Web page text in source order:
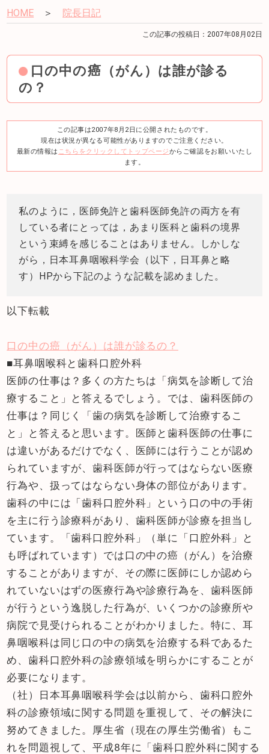
HOME ＞ 院長日記
この記事の投稿日：2007年08月02日
口の中の癌（がん）は誰が診る
の？
この記事は2007年8月2日に公開されたものです。
現在は状況が異なる可能性がありますのでご注意ください。
最新の情報は こちらをクリックしてトップページからご確認をお願いいたし
ます。
私のように，医師免許と歯科医師免許の両方を有
している者にとっては，あまり医科と歯科の境界
という束縛を感じることはありません。しかしな
がら，日本耳鼻咽喉科学会（以下，日耳鼻と略
す）HPから下記のような記載を認めました。
以下転載
口の中の癌（がん）は誰が診るの？
■耳鼻咽喉科と歯科口腔外科
医師の仕事は？多くの方たちは「病気を診断して治
療すること」と答えるでしょう。では、歯科医師の
仕事は？同じく「歯の病気を診断して治療するこ
と」と答えると思います。医師と歯科医師の仕事に
は違いがあるだけでなく、医師には行うことが認め
られていますが、歯科医師が行ってはならない医療
行為や、扱ってはならない身体の部位があります。
歯科の中には「歯科口腔外科」という口の中の手術
を主に行う診療科があり、歯科医師が診療を担当し
ています。「歯科口腔外科」（単に「口腔外科」と
も呼ばれています）では口の中の癌（がん）を治療
することがありますが、その際に医師にしか認めら
れていないはずの医療行為や診療行為を、歯科医師
が行うという逸脱した行為が、いくつかの診療所や
病院で見受けられることがわかりました。特に、耳
鼻咽喉科は同じ口の中の病気を治療する科であるた
め、歯科口腔外科の診療領域を明らかにすることが
必要になります。
（社）日本耳鼻咽喉科学会は以前から、歯科口腔外
科の診療領域に関する問題を重視して、その解決に
努めてきました。厚生省（現在の厚生労働省）もこ
れを問題視して、平成8年に「歯科口腔外科に関する